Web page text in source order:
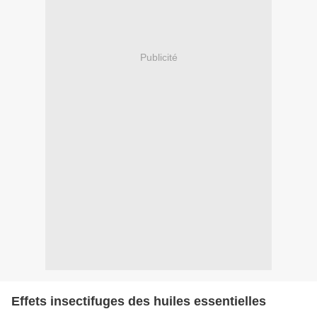
Publicité
Effets insectifuges des huiles essentielles